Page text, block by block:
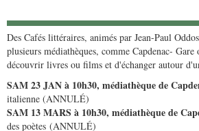
Des Cafés littéraires, animés par Jean-Paul
plusieurs médiathèques, comme Capdenac- Gare
découvrir livres ou films et d'échanger autour
SAM 23 JAN à 10h30, médiathèque de
italienne (ANNULÉ)
SAM 13 MARS à 10h30, médiathèque de
des poètes (ANNULÉ)